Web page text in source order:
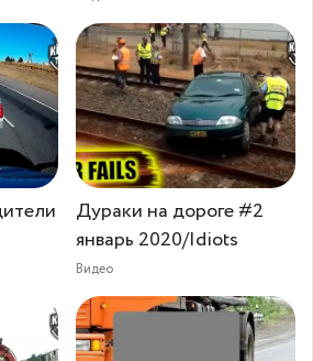
Дураки на дороге #2
январь 2020/Idiots
Видео